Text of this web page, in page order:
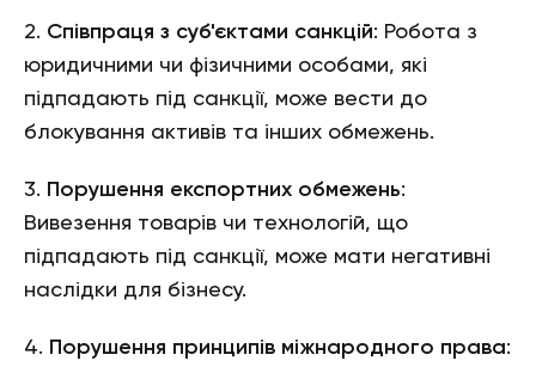
2. Співпраця з суб'єктами санкцій: Робота з
юридичними чи фізичними особами, які
підпадають під санкції, може вести до
блокування активів та інших обмежень.
3. Порушення експортних обмежень:
Вивезення товарів чи технологій, що
підпадають під санкції, може мати негативні
наслідки для бізнесу.
4. Порушення принципів міжнародного права: